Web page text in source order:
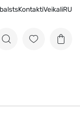
KontaktiVeikaliRU